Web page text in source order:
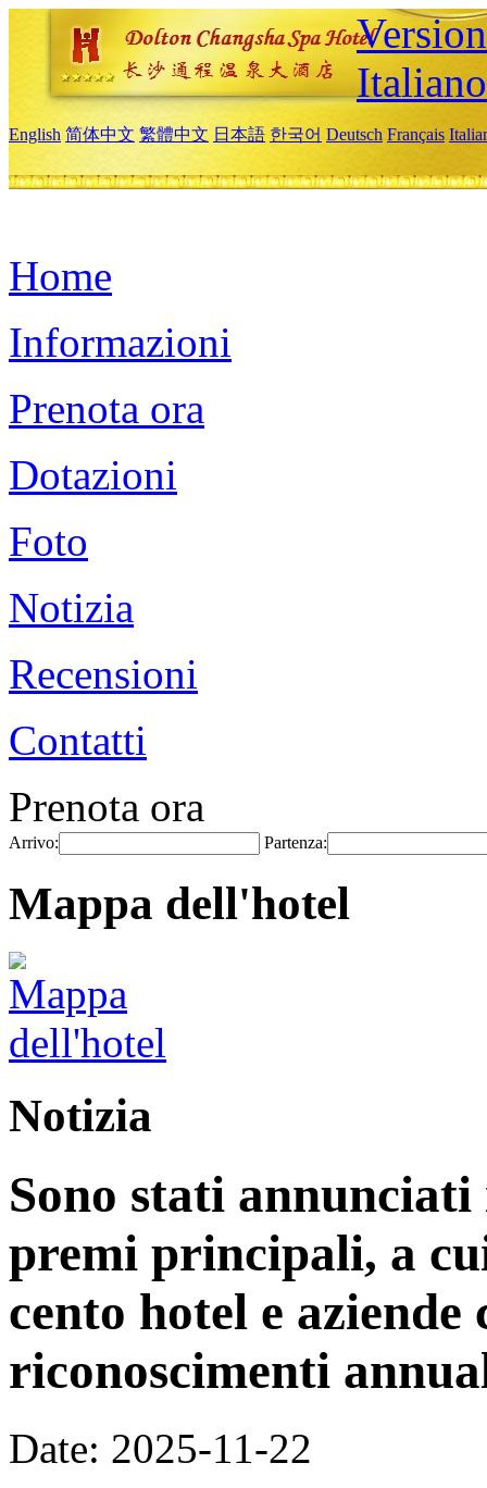
Italiano
English 简体中文 繁體中文 日本語 한국어 Deutsch Français
Home
Informazioni
Prenota ora
Dotazioni
Foto
Notizia
Recensioni
Contatti
Prenota ora
Arrivo: Partenza:
Mappa dell'hotel
Notizia
Sono stati
premi principali, a
cento hotel e
riconoscimenti
Date: 2025-11-22